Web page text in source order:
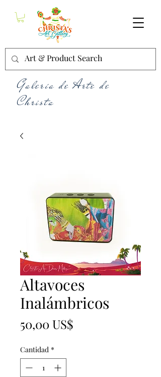
Galería de Arte de
Christa
Altavoces
Inalámbricos
50,00 US$
Cantidad *